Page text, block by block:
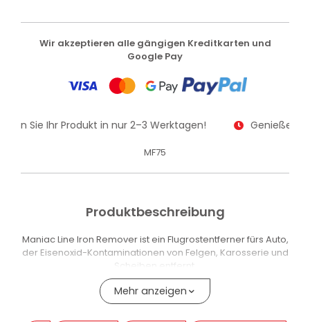
Wir akzeptieren alle gängigen Kreditkarten und
Google Pay
Sie Ihr Produkt in nur 2–3 Werktagen! Genießen
MF75
Produktbeschreibung
Maniac Line Iron Remover ist ein Flugrostentferner fürs Auto,
der Eisenoxid-Kontaminationen von Felgen, Karosserie und
Scheiben entfernt.
Das Produkt wirkt gegen Eisenpartikel, die durch
Bremsstaub, Reibung an Schienen- und
Mehr anzeigen